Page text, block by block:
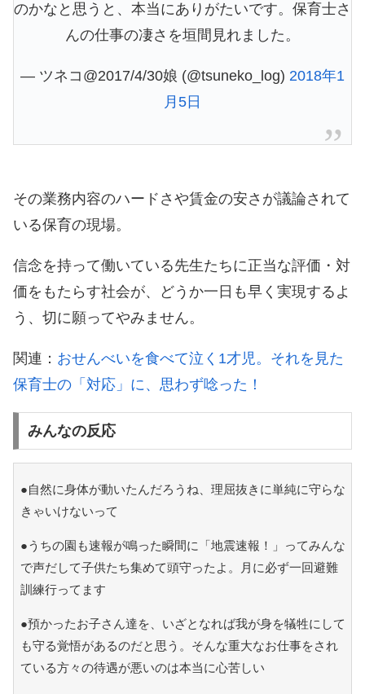
のかなと思うと、本当にありがたいです。保育士さ
んの仕事の凄さを垣間見れました。
— ツネコ@2017/4/30娘 (@tsuneko_log) 2018年1
月5日
その業務内容のハードさや賃金の安さが議論されて
いる保育の現場。
信念を持って働いている先生たちに正当な評価・対
価をもたらす社会が、どうか一日も早く実現するよ
う、切に願ってやみません。
関連： おせんべいを食べて泣く1才児。それを見た
保育士の「対応」に、思わず唸った！
みんなの反応
●自然に身体が動いたんだろうね、理屈抜きに単純に守らな
きゃいけないって
●うちの園も速報が鳴った瞬間に「地震速報！」ってみんな
で声だして子供たち集めて頭守ったよ。月に必ず一回避難
訓練行ってます
●預かったお子さん達を、いざとなれば我が身を犠牲にして
も守る覚悟があるのだと思う。そんな重大なお仕事をされ
ている方々の待遇が悪いのは本当に心苦しい